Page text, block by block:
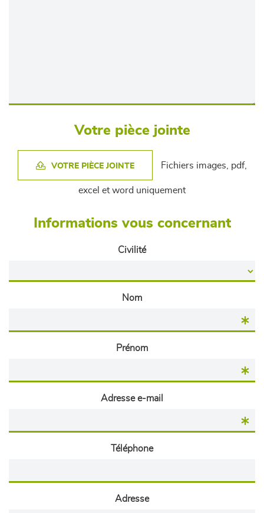
Votre pièce jointe
VOTRE PIÈCE JOINTE Fichiers images, pdf,
excel et word uniquement
Informations vous concernant
Civilité
Nom
Prénom
Adresse e-mail
Téléphone
Adresse